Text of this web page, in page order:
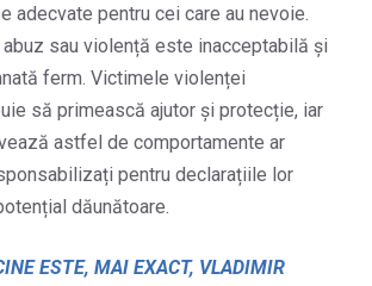
adecvate pentru cei care au nevoie.
sau violență este inacceptabilă și
ferm. Victimele violenței
să primească ajutor și protecție, iar
astfel de comportamente ar
pentru declarațiile lor
dăunătoare.
ESTE, MAI EXACT, VLADIMIR